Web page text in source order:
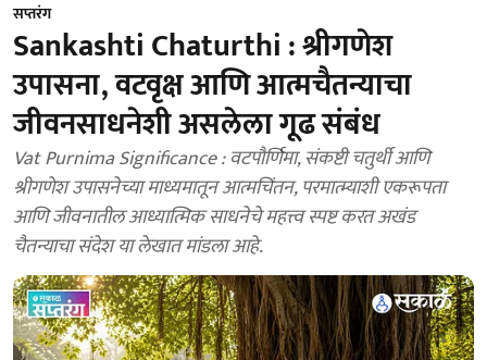
सप्तरंग
Sankashti Chaturthi : श्रीगणेश
उपासना, वटवृक्ष आणि आत्मचैतन्याचा
जीवनसाधनेशी असलेला गूढ संबंध
Vat Purnima Significance : वटपौर्णिमा, संकष्टी चतुर्थी आणि
श्रीगणेश उपासनेच्या माध्यमातून आत्मचिंतन, परमात्म्याशी एकरूपता
आणि जीवनातील आध्यात्मिक साधनेचे महत्त्व स्पष्ट करत अखंड
चैतन्याचा संदेश या लेखात मांडला आहे.